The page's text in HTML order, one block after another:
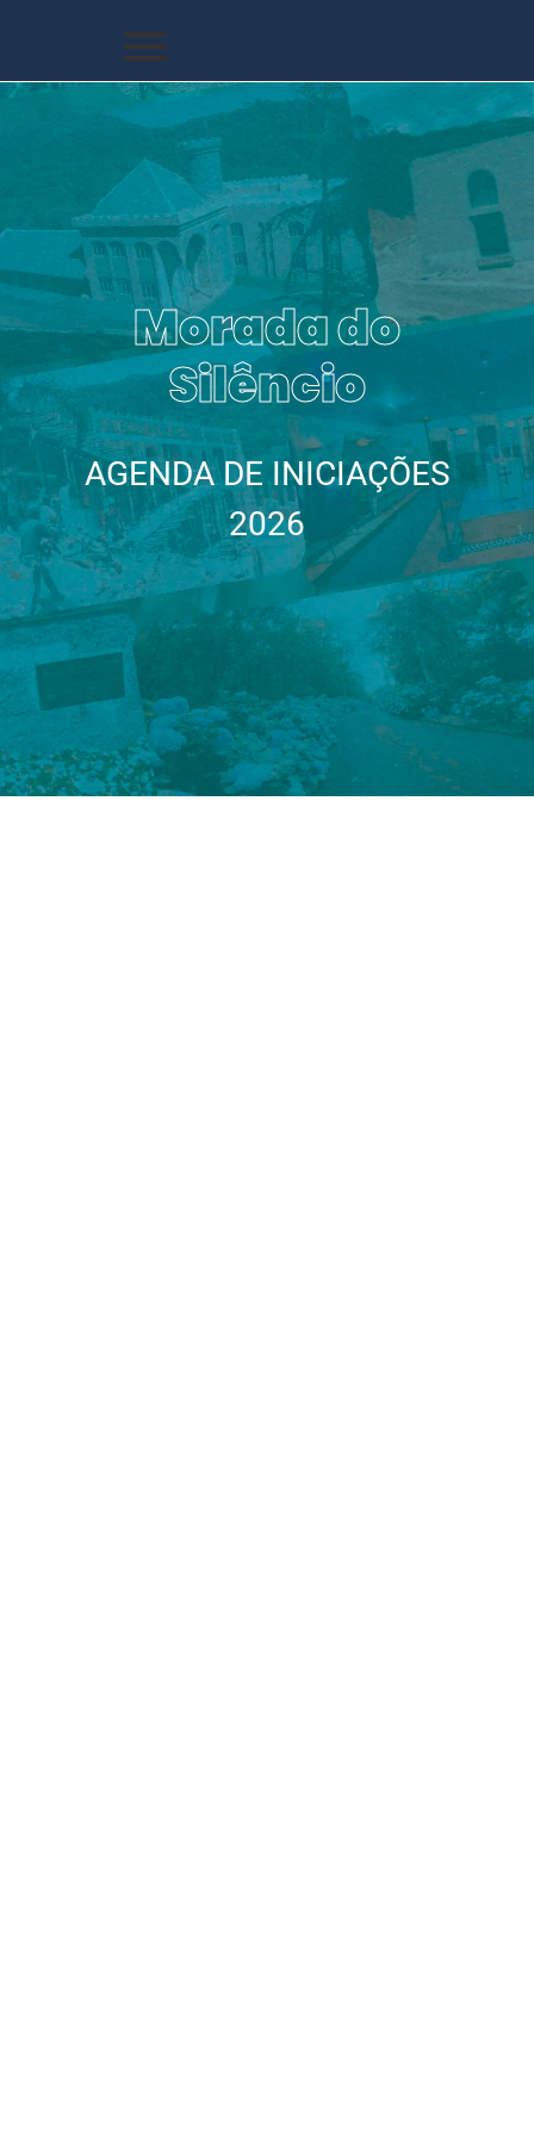
Morada do
Silêncio
AGENDA DE INICIAÇÕES
2026